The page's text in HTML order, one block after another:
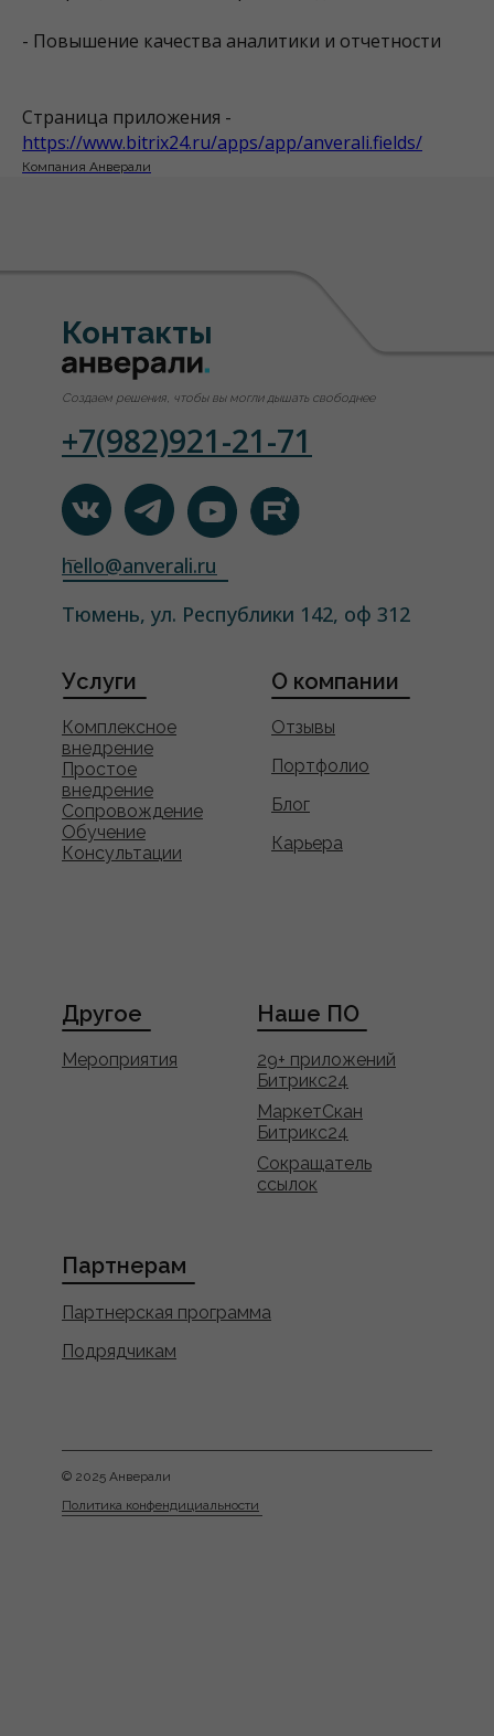
- Повышение качества аналитики и отчетности
Страница приложения -
https://www.bitrix24.ru/apps/app/anverali.fields/
Компания Анверали
© 2025 Анверали
Политика конфендициальности
Контакты
+7(982)921-21-71
hello@anverali.ru
Мероприятия
Другое
Подрядчикам
Партнерская программа
Партнерам
Карьера
Блог
Портфолио
О компании
Отзывы
Сокращатель
ссылок
МаркетСкан
Битрикс24
29+ приложений
Битрикс24
Наше ПО
Комплексное
внедрение
Простое
внедрение
Сопровождение
Обучение
Консультации
Услуги
Тюмень, ул. Республики 142, оф 312
Создаем решения, чтобы вы могли дышать свободнее